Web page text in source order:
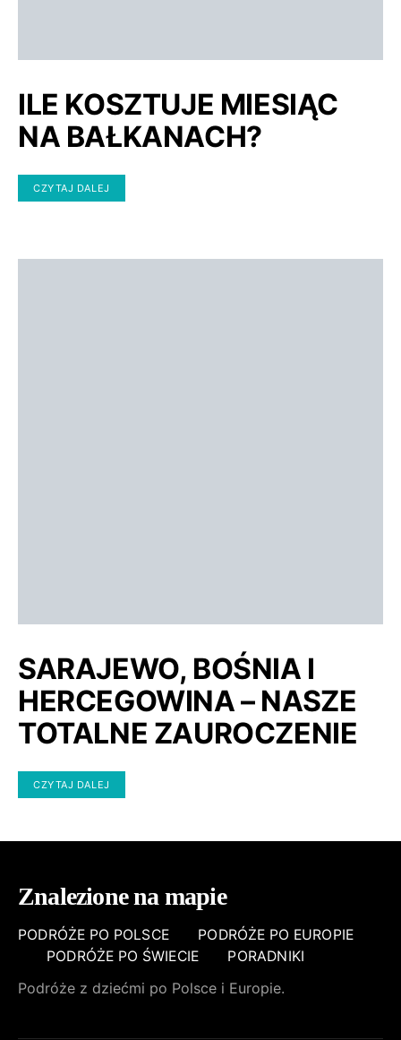
ILE KOSZTUJE MIESIĄC
NA BAŁKANACH?
CZYTAJ DALEJ
SARAJEWO, BOŚNIA I
HERCEGOWINA – NASZE
TOTALNE ZAUROCZENIE
CZYTAJ DALEJ
Znalezione na mapie
PODRÓŻE PO POLSCE
PODRÓŻE PO EUROPIE
PODRÓŻE PO ŚWIECIE
PORADNIKI
Podróże z dziećmi po Polsce i Europie.